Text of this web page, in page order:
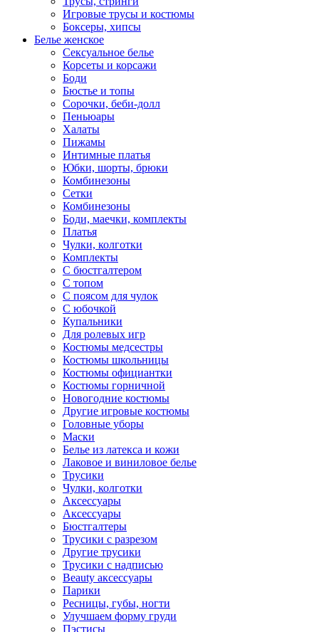
Игровые трусы и костюмы
Боксеры, хипсы
Белье женское
Сексуальное белье
Корсеты и корсажи
Боди
Бюстье и топы
Сорочки, беби-долл
Пеньюары
Халаты
Пижамы
Интимные платья
Юбки, шорты, брюки
Комбинезоны
Сетки
Комбинезоны
Боди, маечки, комплекты
Платья
Чулки, колготки
Комплекты
С бюстгалтером
С топом
С поясом для чулок
С юбочкой
Купальники
Для ролевых игр
Костюмы медсестры
Костюмы школьницы
Костюмы официантки
Костюмы горничной
Новогодние костюмы
Другие игровые костюмы
Головные уборы
Маски
Белье из латекса и кожи
Лаковое и виниловое белье
Трусики
Чулки, колготки
Аксессуары
Аксессуары
Бюстгалтеры
Трусики с разрезом
Другие трусики
Трусики с надписью
Beauty аксессуары
Парики
Ресницы, губы, ногти
Улучшаем форму груди
Пэстисы